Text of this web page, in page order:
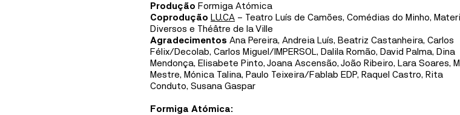
Produção Formiga Atómica
Coprodução LU.CA – Teatro Luís de Camões, Comédias do Minho,
Diversos e Théâtre de la Ville
Agradecimentos Ana Pereira, Andreia Luís, Beatriz Castanheira, Carlos
Félix/Decolab, Carlos Miguel/IMPERSOL, Dalila Romão, David Palma, Dina
Mendonça, Elisabete Pinto, Joana Ascensão, João Ribeiro, Lara Soares,
Mestre, Mónica Talina, Paulo Teixeira/Fablab EDP, Raquel Castro, Rita
Conduto, Susana Gaspar
Formiga Atómica:
LABORATÓRIO ARTES
PERFORMANCE 20 JUL A 24
~VAGA